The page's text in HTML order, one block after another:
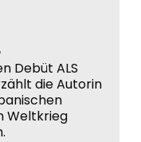
Debüt ALS
die Autorin
Weltkrieg